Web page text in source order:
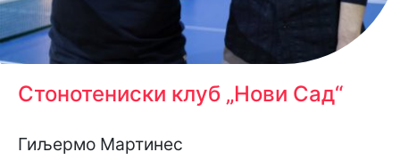
Стонотениски клуб „Нови Сад“
Гиљермо Мартинес